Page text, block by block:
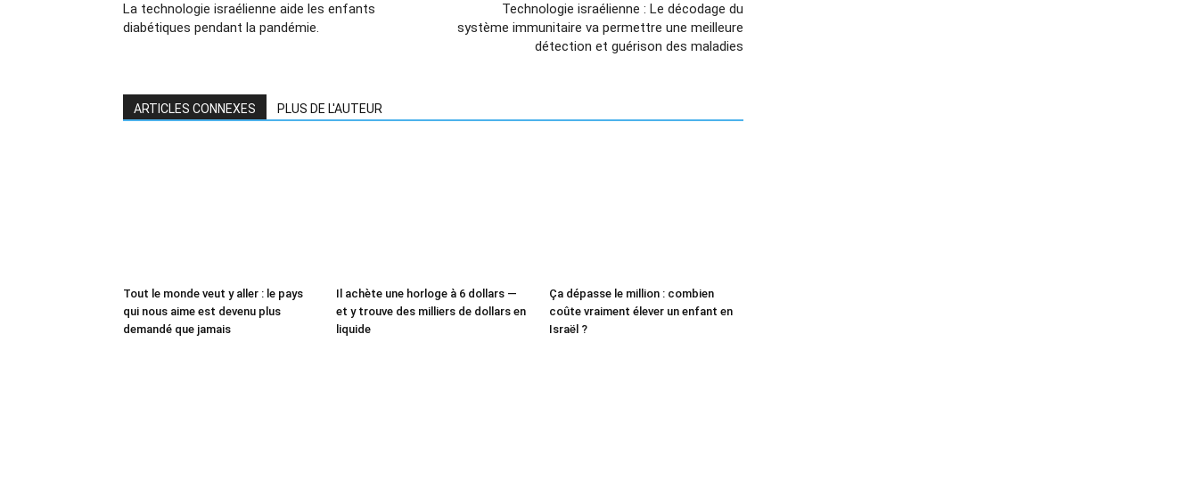
La technologie israélienne aide les enfants
diabétiques pendant la pandémie.
Technologie israélienne : Le décodage du
système immunitaire va permettre une meilleure
détection et guérison des maladies
ARTICLES CONNEXES PLUS DE L'AUTEUR
Tout le monde veut y aller : le pays
qui nous aime est devenu plus
demandé que jamais
Il achète une horloge à 6 dollars —
et y trouve des milliers de dollars en
liquide
Ça dépasse le million : combien
coûte vraiment élever un enfant en
Israël ?